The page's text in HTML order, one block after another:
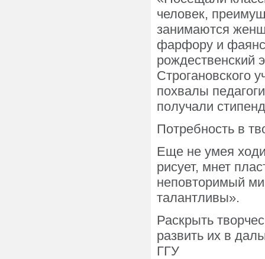
человек,
занимаются
фарфору и
рождественский
Строгановского
похвалы
получали
Потребность в
Еще не умея
рисует, мнет
неповторимый
талантливы».
Раскрыть
развить их в
ГГУ